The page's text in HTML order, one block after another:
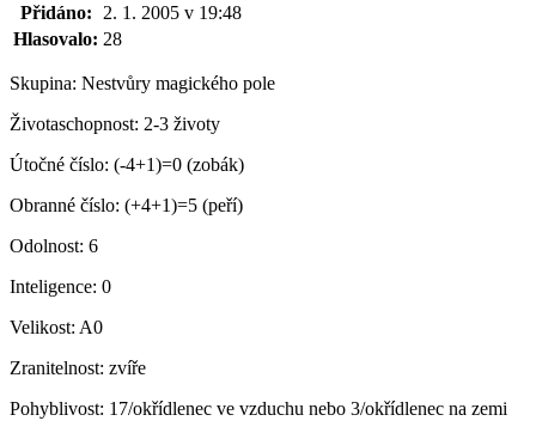
Přidáno:
2. 1. 2005 v 19:48
Hlasovalo: 28
Skupina: Nestvůry magického pole
Životaschopnost: 2-3 životy
Útočné číslo: (-4+1)=0 (zobák)
Obranné číslo: (+4+1)=5 (peří)
Odolnost: 6
Inteligence: 0
Velikost: A0
Zranitelnost: zvíře
Pohyblivost: 17/okřídlenec ve vzduchu nebo 3/okřídlenec na zemi